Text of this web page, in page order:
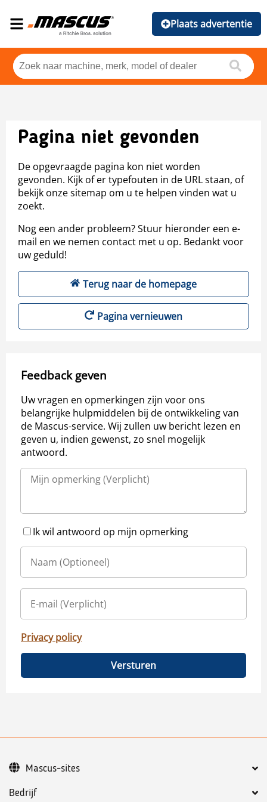
Plaats advertentie
Pagina niet gevonden
De opgevraagde pagina kon niet worden
gevonden. Kijk of er typefouten in de URL staan, of
bekijk onze sitemap om u te helpen vinden wat u
zoekt.
Nog een ander probleem? Stuur hieronder een e-
mail en we nemen contact met u op. Bedankt voor
uw geduld!
Terug naar de homepage
Pagina vernieuwen
Feedback geven
Uw vragen en opmerkingen zijn voor ons
belangrijke hulpmiddelen bij de ontwikkeling van
de Mascus-service. Wij zullen uw bericht lezen en
geven u, indien gewenst, zo snel mogelijk
antwoord.
Ik wil antwoord op mijn opmerking
Privacy policy
Versturen
Bedrijf
Mascus-sites